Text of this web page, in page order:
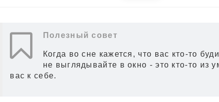
Полезный совет
Когда во сне кажется, что вас кто-то
не выглядывайте в окно - это кто-то из
вас к себе.